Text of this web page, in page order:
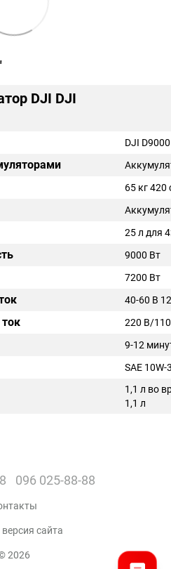
DJI DJI
DJI
65 кг 420
25 л для
9000 Вт
7200 Вт
40-60 В
220 В/110
9-12
SAE 10W-
1,1 л во
1,1 л
096 025-88-88
сайта
2026